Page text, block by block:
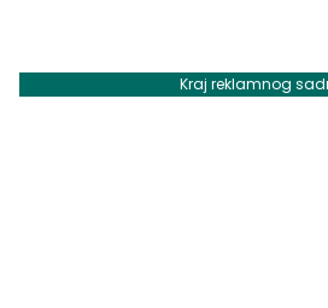
Kraj reklamnog